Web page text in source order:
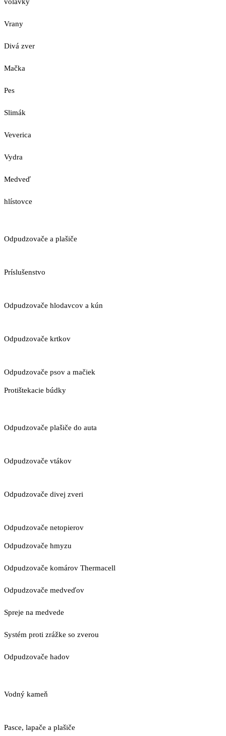
Vrany
Divá zver
Mačka
Pes
Slimák
Veverica
Vydra
Medveď
hlístovce
Odpudzovače a plašiče
Príslušenstvo
Odpudzovače hlodavcov a kún
Odpudzovače krtkov
Odpudzovače psov a mačiek
Protištekacie búdky
Odpudzovače plašiče do auta
Odpudzovače vtákov
Odpudzovače divej zveri
Odpudzovače netopierov
Odpudzovače hmyzu
Odpudzovače komárov Thermacell
Odpudzovače medveďov
Spreje na medvede
Systém proti zrážke so zverou
Odpudzovače hadov
Vodný kameň
Pasce, lapače a plašiče